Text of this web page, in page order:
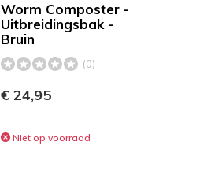
Worm Composter -
Uitbreidingsbak -
Bruin
(0)
€ 24,95
Niet op voorraad